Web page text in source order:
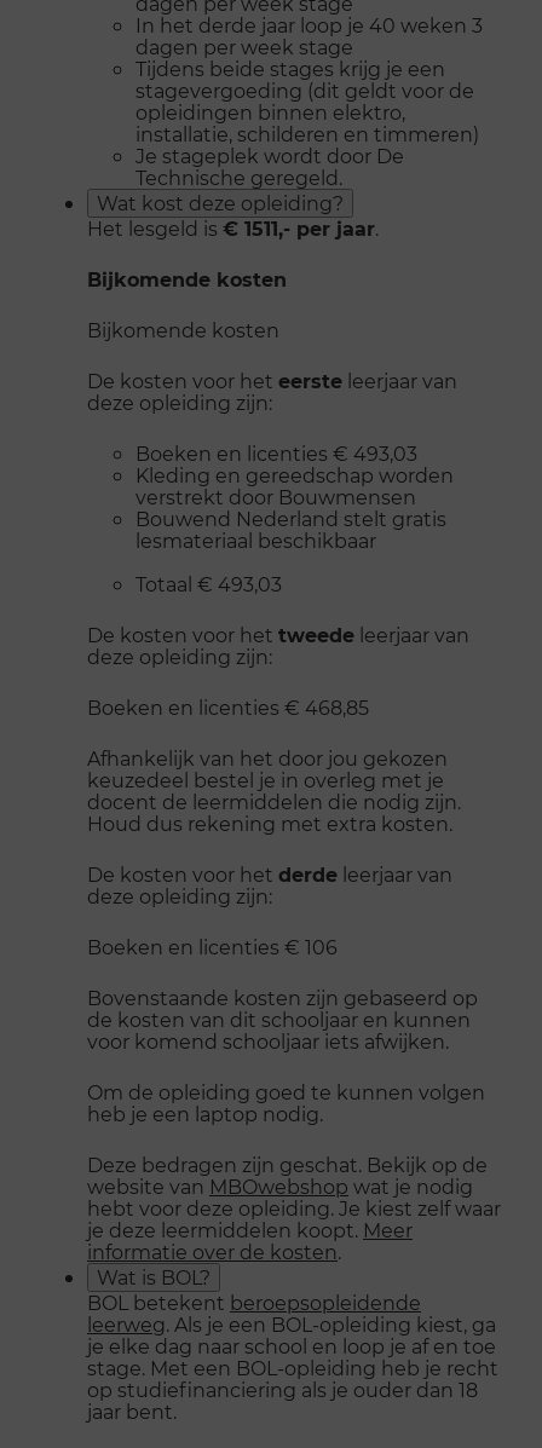
In het derde jaar loop je 40 weken 3
dagen per week stage
Tijdens beide stages krijg je een
stagevergoeding (dit geldt voor de
opleidingen binnen elektro,
installatie, schilderen en timmeren)
Je stageplek wordt door De
Technische geregeld.
Wat kost deze opleiding?
Het lesgeld is € 1511,- per jaar.
Bijkomende kosten
Bijkomende kosten
De kosten voor het eerste leerjaar van
deze opleiding zijn:
Boeken en licenties € 493,03
Kleding en gereedschap worden
verstrekt door Bouwmensen
Bouwend Nederland stelt gratis
lesmateriaal beschikbaar
Totaal € 493,03
De kosten voor het tweede leerjaar van
deze opleiding zijn:
Boeken en licenties € 468,85
Afhankelijk van het door jou gekozen
keuzedeel bestel je in overleg met je
docent de leermiddelen die nodig zijn.
Houd dus rekening met extra kosten.
De kosten voor het derde leerjaar van
deze opleiding zijn:
Boeken en licenties € 106
Bovenstaande kosten zijn gebaseerd op
de kosten van dit schooljaar en kunnen
voor komend schooljaar iets afwijken.
Om de opleiding goed te kunnen volgen
heb je een laptop nodig.
Deze bedragen zijn geschat. Bekijk op de
website van MBOwebshop wat je nodig
hebt voor deze opleiding. Je kiest zelf waar
je deze leermiddelen koopt. Meer
informatie over de kosten.
Wat is BOL?
BOL betekent beroepsopleidende
leerweg. Als je een BOL-opleiding kiest, ga
je elke dag naar school en loop je af en toe
stage. Met een BOL-opleiding heb je recht
op studiefinanciering als je ouder dan 18
jaar bent.